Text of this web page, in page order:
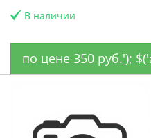
В наличии
по цене 350 руб.');